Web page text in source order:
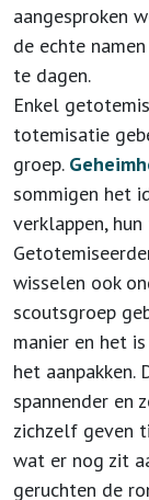
aangesproken
de echte
te dagen.
Enkel
totemisatie
groep.
sommigen het
verklappen,
wisselen ook
scoutsgroep
manier en het
het aanpakken.
spannender en
zichzelf geven
wat er nog zit
geruchten de